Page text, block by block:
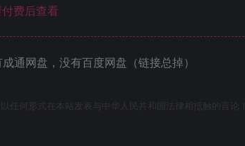
费后查看
通网盘，没有百度网盘（链接总掉）
任何形式在本站发表与中华人民共和国法律相抵触的言论